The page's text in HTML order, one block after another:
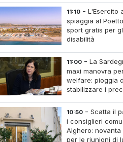
11:10 - L'Esercito
spiaggia al
sport gratis per
disabilità
11:00 - La
maxi manovra
welfare: pioggia
stabilizzare i
infermieri fissi nelle case di
10:50 - Scatta il
i consiglieri
Alghero:
per le riunioni di